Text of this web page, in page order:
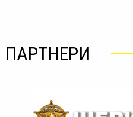
ПАРТНЕРИ